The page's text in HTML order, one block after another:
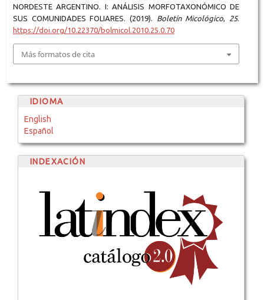
NORDESTE ARGENTINO. I: ANÁLISIS MORFOTAXONÓMICO DE
SUS COMUNIDADES FOLIARES. (2019). Boletín Micológico, 25.
https://doi.org/10.22370/bolmicol.2010.25.0.70
Más formatos de cita
IDIOMA
English
Español
INDEXACIÓN